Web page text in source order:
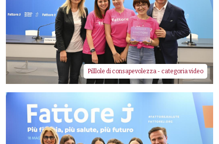
Pilllole di consapevolezza - categoria video